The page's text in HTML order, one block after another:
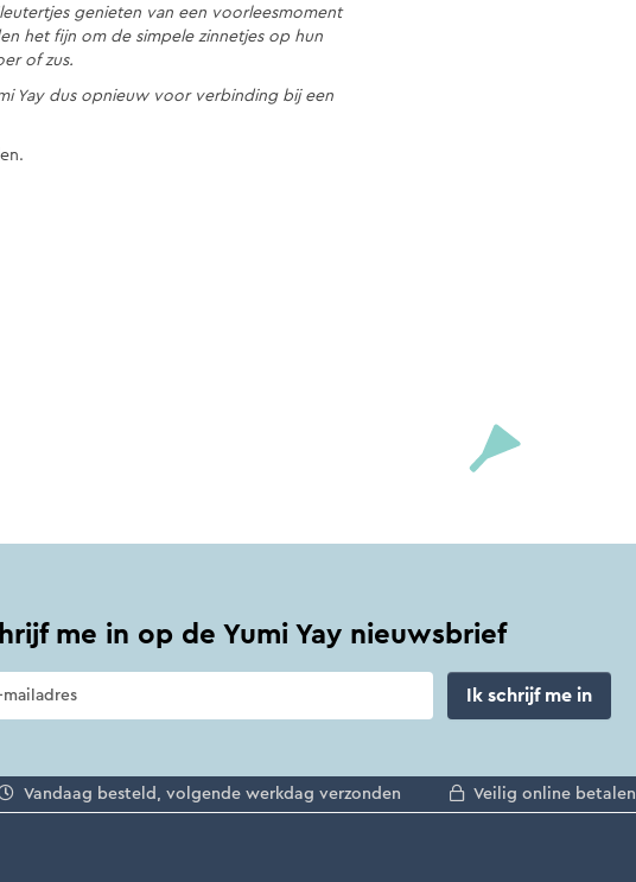
genieten van een voorleesmoment
het fijn om de simpele zinnetjes op hun
of zus.
Yay dus opnieuw voor verbinding bij een
me in op de Yumi Yay nieuwsbrief
Ik schrijf me in
Vandaag besteld, volgende werkdag verzonden Veilig online betalen